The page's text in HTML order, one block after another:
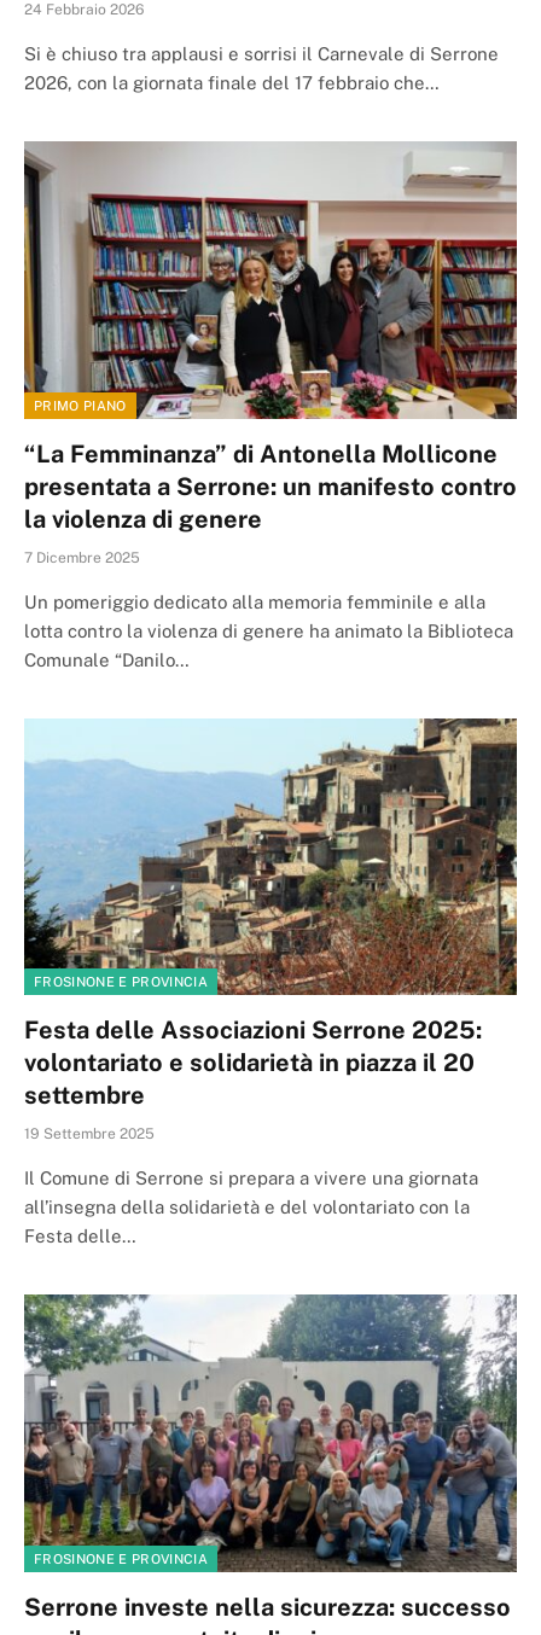
24 Febbraio 2026
Si è chiuso tra applausi e sorrisi il Carnevale di Serrone
2026, con la giornata finale del 17 febbraio che…
PRIMO PIANO
“La Femminanza” di Antonella Mollicone
presentata a Serrone: un manifesto contro
la violenza di genere
7 Dicembre 2025
Un pomeriggio dedicato alla memoria femminile e alla
lotta contro la violenza di genere ha animato la Biblioteca
Comunale “Danilo…
FROSINONE E PROVINCIA
Festa delle Associazioni Serrone 2025:
volontariato e solidarietà in piazza il 20
settembre
19 Settembre 2025
Il Comune di Serrone si prepara a vivere una giornata
all’insegna della solidarietà e del volontariato con la
Festa delle…
FROSINONE E PROVINCIA
Serrone investe nella sicurezza: successo